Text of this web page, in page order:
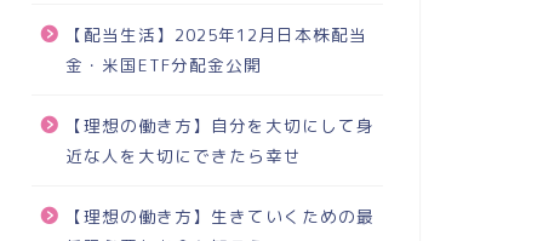
【配当生活】2025年12月日本株配当
金・米国ETF分配金公開
【理想の働き方】自分を大切にして身
近な人を大切にできたら幸せ
【理想の働き方】生きていくための最